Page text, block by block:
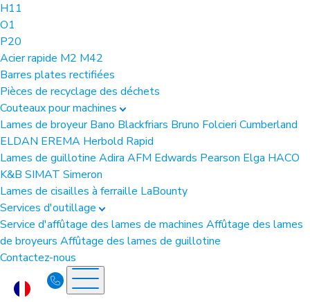
H11
O1
P20
Acier rapide M2 M42
Barres plates rectifiées
Pièces de recyclage des déchets
Couteaux pour machines
Lames de broyeurBano Blackfriars Bruno Folcieri Cumberland
ELDAN EREMA Herbold Rapid
Lames de guillotine Adira AFM Edwards Pearson Elga HACO
K&B SIMAT Simeron
Lames de cisailles à ferraille LaBounty
Services d'outillage
Service d'affûtage des lames de machines Affûtage des lames
de broyeurs Affûtage des lames de guillotine
Contactez-nous